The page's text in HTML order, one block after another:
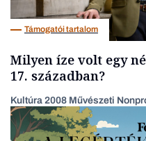
Támogatói tartalom
Milyen íze volt egy
17. században?
Kultúra 2008 Művészeti